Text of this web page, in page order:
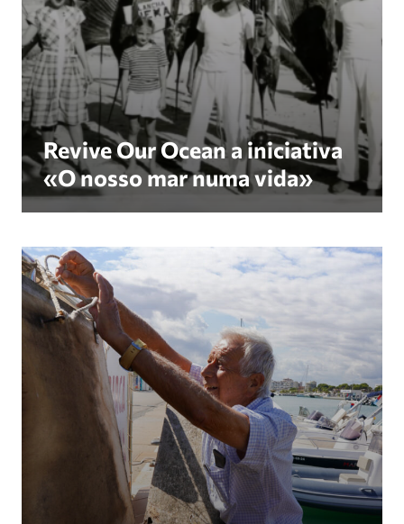
Revive Our Ocean a iniciativa
«O nosso mar numa vida»
O oceano está à espera: Uma mensagem por